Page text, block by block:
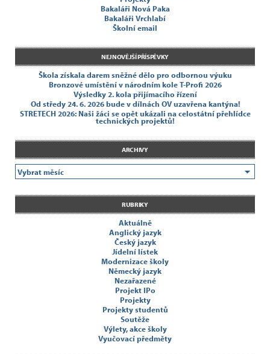
Bakaláři Nová Paka
Bakaláři Vrchlabí
Školní email
NEJNOVĚJŠÍ PŘÍSPĚVKY
Škola získala darem sněžné dělo pro odbornou výuku
Bronzové umístění v národním kole T-Profi 2026
Výsledky 2. kola přijímacího řízení
Od středy 24. 6. 2026 bude v dílnách OV uzavřena kantýna!
STRETECH 2026: Naši žáci se opět ukázali na celostátní přehlídce
technických projektů!
ARCHIVY
RUBRIKY
Aktuálně
Anglický jazyk
Český jazyk
Jídelní lístek
Modernizace školy
Německý jazyk
Nezařazené
Projekt IPo
Projekty
Projekty studentů
Soutěže
Výlety, akce školy
Vyučovací předměty